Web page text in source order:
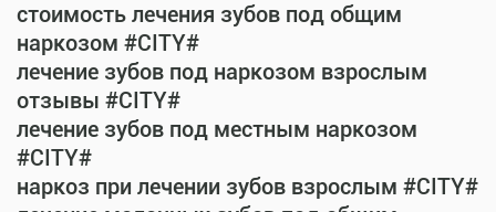
стоимость лечения зубов под общим
наркозом #CITY#
лечение зубов под наркозом взрослым
отзывы #CITY#
лечение зубов под местным наркозом
#CITY#
наркоз при лечении зубов взрослым #CITY#